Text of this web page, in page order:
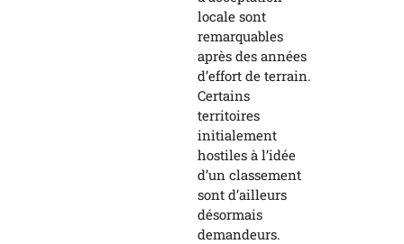
locale sont
remarquables
après des années
d’effort de terrain.
Certains
territoires
initialement
hostiles à l’idée
d’un classement
sont d’ailleurs
désormais
demandeurs.